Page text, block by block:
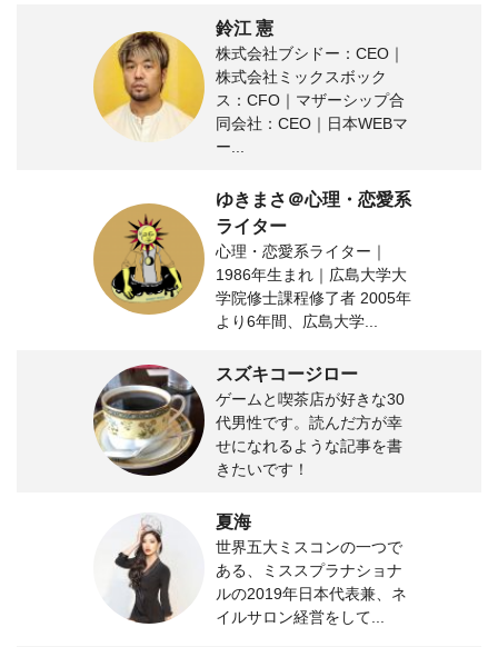
鈴江 憲
株式会社ブシドー：CEO｜
株式会社ミックスボック
ス：CFO｜マザーシップ合
同会社：CEO｜日本WEBマ
ー...
ゆきまさ＠心理・恋愛系
ライター
心理・恋愛系ライター｜
1986年生まれ｜広島大学大
学院修士課程修了者 2005年
より6年間、広島大学...
スズキコージロー
ゲームと喫茶店が好きな30
代男性です。読んだ方が幸
せになれるような記事を書
きたいです！
夏海
世界五大ミスコンの一つで
ある、ミススプラナショナ
ルの2019年日本代表兼、ネ
イルサロン経営をして...